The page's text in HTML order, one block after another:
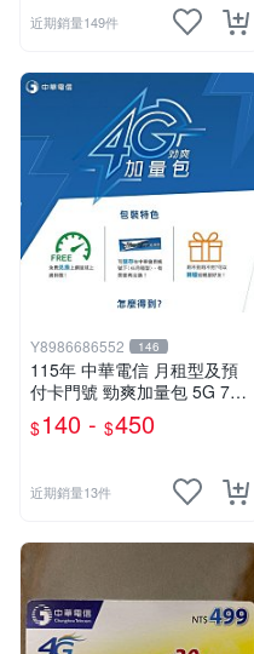
近期銷量149件
Y8986686552 146
115年 中華電信 月租型及預
付卡門號 勁爽加量包 5G 7G
9G 30天無線上網
$140 - $450
近期銷量13件